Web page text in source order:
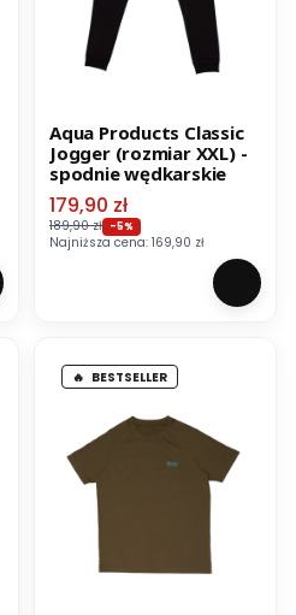
Aqua Products Classic
Jogger (rozmiar XXL) -
spodnie wędkarskie
Cena promocyjna
179,90 zł
189,90 zł -5%
Najniższa cena: 169,90 zł
BESTSELLER